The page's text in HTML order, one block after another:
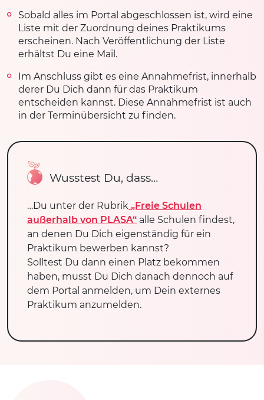
Sobald alles im Portal abgeschlossen ist, wird eine
Liste mit der Zuordnung deines Praktikums
erscheinen. Nach Veröffentlichung der Liste
erhältst Du eine Mail.
Im Anschluss gibt es eine Annahmefrist, innerhalb
derer Du Dich dann für das Praktikum
entscheiden kannst. Diese Annahmefrist ist auch
in der Terminübersicht zu finden.
Wusstest Du, dass…
…Du unter der Rubrik „Freie Schulen
außerhalb von PLASA“ alle Schulen findest,
an denen Du Dich eigenständig für ein
Praktikum bewerben kannst?
Solltest Du dann einen Platz bekommen
haben, musst Du Dich danach dennoch auf
dem Portal anmelden, um Dein externes
Praktikum anzumelden.